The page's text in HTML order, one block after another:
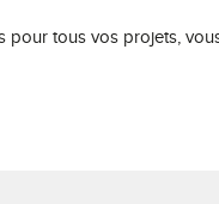
pour tous vos projets,